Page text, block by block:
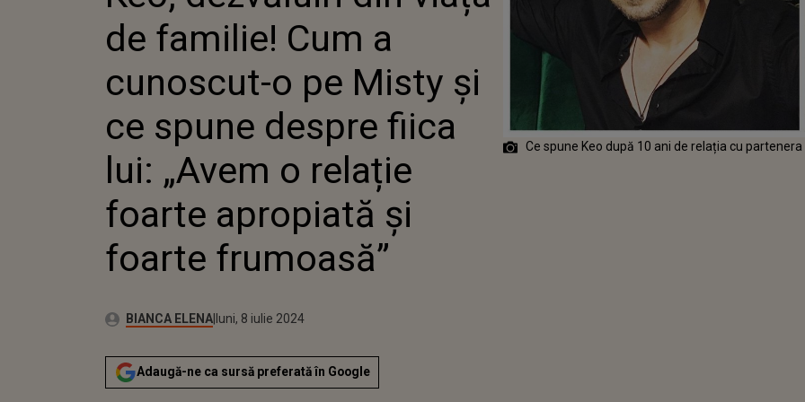
MISTY ȘI CE SPUNE
DESPRE FIICA LUI:
„AVEM O RELAȚIE
FOARTE FRUMOASĂ”
de familie! Cum a
cunoscut-o pe Misty și
ce spune despre fiica
lui: „Avem o relație
foarte apropiată și
foarte frumoasă”
Autor:BIANCA ELENA Publicat:
luni, 8 iulie 2024
Adaugă-ne ca sursă preferată în Google
Ce spune Keo după 10 ani de relația cu